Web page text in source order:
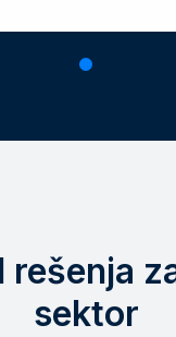
rešenja
sektor